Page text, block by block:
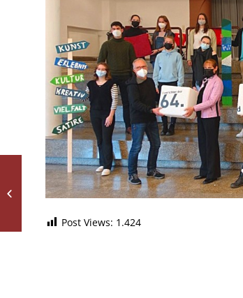
Post Views: 1.424
Asterixpertin on tour!